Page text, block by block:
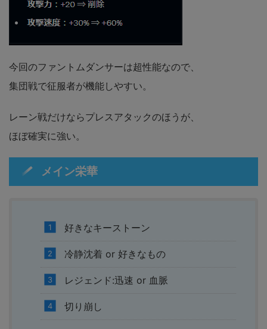
今回のファントムダンサーは超性能なので、
集団戦で征服者が機能しやすい。
レーン戦だけならプレスアタックのほうが、
ほぼ確実に強い。
メイン栄華
好きなキーストーン
冷静沈着 or 好きなもの
レジェンド:迅速 or 血脈
切り崩し